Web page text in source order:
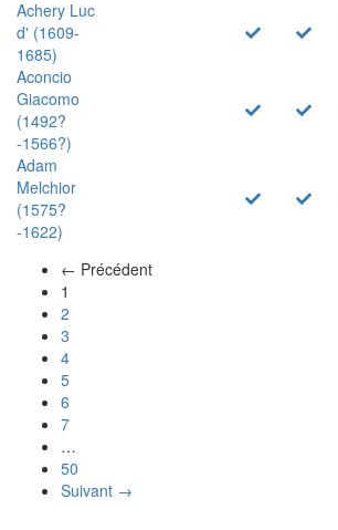
Achery Luc
d' (1609-
1685)
Aconcio
Giacomo
(1492?
-1566?)
Adam
Melchior
(1575?
-1622)
← Précédent
1
2
3
4
5
6
7
…
50
Suivant →